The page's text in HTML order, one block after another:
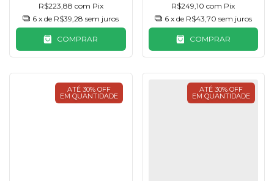
R$223,88 com Pix
6 x de R$39,28 sem juros
COMPRAR
R$249,10com Pix
6 x de R$43,70 sem juros
COMPRAR
ATÉ 30% OFF
EM QUANTIDADE
ATÉ 30% OFF
EM QUANTIDADE